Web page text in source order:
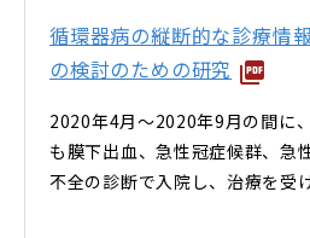
循環器病の縦断的な診療情
の検討のための研究
2020年4月～2020年9月の間に
も膜下出血、急性冠症候群、急
不全の診断で入院し、治療を受